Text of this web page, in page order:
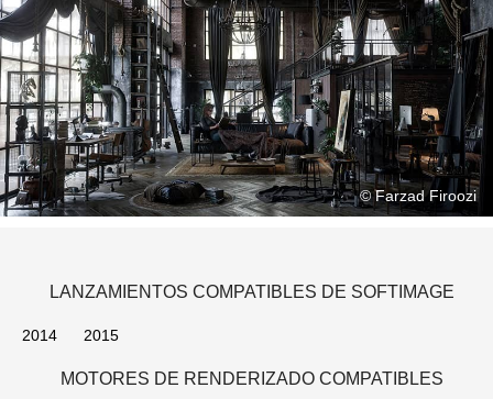
© Farzad Firoozi
LANZAMIENTOS COMPATIBLES DE SOFTIMAGE
2014 2015
MOTORES DE RENDERIZADO COMPATIBLES